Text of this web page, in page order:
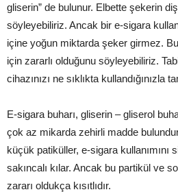
gliserin” de bulunur. Elbette şekerin
söyleyebiliriz. Ancak bir e-sigara
içine yoğun miktarda şeker girmez.
için zararlı olduğunu söyleyebiliriz.
cihazınızı ne sıklıkta kullandığınızla
E-sigara buharı, gliserin – gliserol
çok az mikarda zehirli madde
küçük patiküller, e-sigara kullanımını
sakıncalı kılar. Ancak bu partikül ve
zararı oldukça kısıtlıdır.